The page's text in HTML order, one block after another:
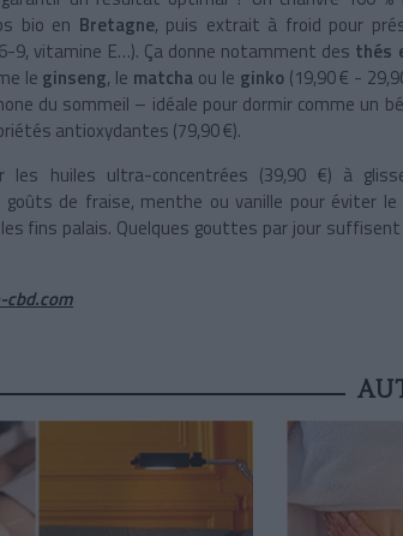
bio en Bretagne, puis extrait à froid pour
9, vitamine E…). Ça donne notamment des thés
le ginseng, le matcha ou le ginko(19,90 € -
du sommeil – idéale pour dormir comme un
antioxydantes (79,90 €).
les huiles ultra-concentrées (39,90 €) à
de fraise, menthe ou vanille pour éviter
fins palais. Quelques gouttes par jour suffisent
cbd.com